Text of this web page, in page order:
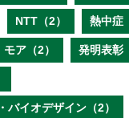
NTT（2） 熱中症
モア（2） 発明表彰
バイオデザイン（2）